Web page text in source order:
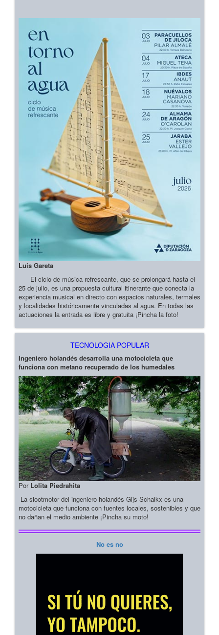
Luis Gareta
El ciclo de música refrescante, que se prolongará hasta el
25 de julio, es una propuesta cultural itinerante que conecta la
experiencia musical en directo con espacios naturales, termales
y localidades históricamente vinculadas al agua. En todas las
actuaciones la entrada es libre y gratuita ¡Pincha la foto!
TECNOLOGIA POPULAR
Ingeniero holandés desarrolla una motocicleta que
funciona con metano recuperado de los humedales
Por Lolita Piedrahita
La slootmotor del ingeniero holandés Gijs Schalkx es una
motocicleta que funciona con fuentes locales, sostenibles y que
no dañan el medio ambiente ¡Pincha su moto!
No es no